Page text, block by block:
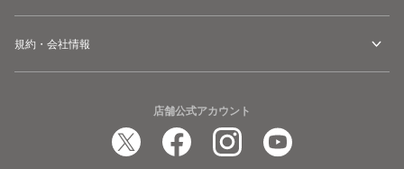
規約・会社情報
店舗公式アカウント